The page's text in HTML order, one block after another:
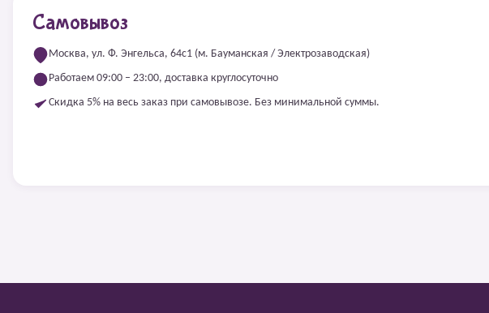
Самовывоз
Москва, ул. Ф. Энгельса, 64с1 (м. Бауманская / Электрозаводская)
Работаем 09:00 – 23:00, доставка круглосуточно
Скидка 5% на весь заказ при самовывозе. Без минимальной суммы.